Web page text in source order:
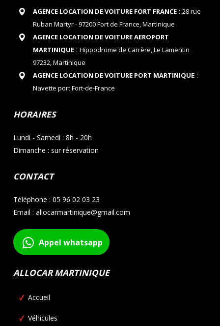
AGENCE LOCATION DE VOITURE FORT FRANCE: 28 rue
Ruban Martyr - 97200 Fort de France, Martinique
AGENCE LOCATION DE VOITURE AEROPORT
MARTINIQUE: Hippodrome de Carrère, Le Lamentin
97232, Martinique
AGENCE LOCATION DE VOITURE PORT MARTINIQUE:
Navette port Fort-de-France
HORAIRES
Lundi - Samedi : 8h - 20h
Dimanche : sur réservation
CONTACT
Téléphone : 05 96 02 03 23
Email : allocarmartinique@gmail.com
Appel whatsapp
ALLOCAR MARTINIQUE
Accueil
Véhicules